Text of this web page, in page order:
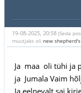
19-08-2025, 20:58 (Seda
muutjaks oli new
Ja maa oli tühi ja
ja Jumala Vaim
Ja eelnevalt sai